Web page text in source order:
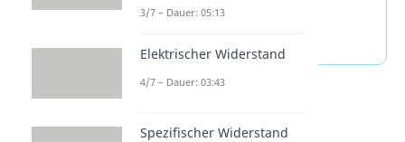
elektromagnetischen
3/7 – Dauer: 05:13
Elektrischer Widerstand
4/7 – Dauer: 03:43
Spezifischer Widerstand